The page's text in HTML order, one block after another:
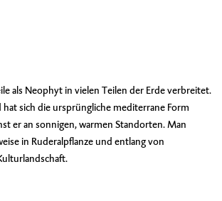
als Neophyt in vielen Teilen der Erde verbreitet.
sich die ursprüngliche mediterrane Form
er an sonnigen, warmen Standorten. Man
in Ruderalpflanze und entlang von